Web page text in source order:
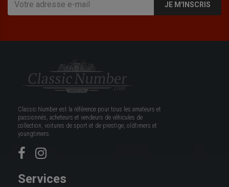
JE M'INSCRIS
Classic Number est la référence pour tous les amateurs et
passionnés, acheteurs et vendeurs de véhicules de
collection, voitures de sport et de prestige, oldtimers et
youngtimers.
Services